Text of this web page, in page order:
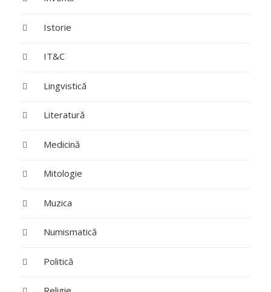
Istorie
IT&C
Lingvistică
Literatură
Medicină
Mitologie
Muzica
Numismatică
Politică